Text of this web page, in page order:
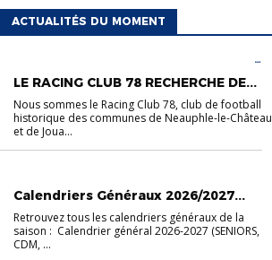
ACTUALITÉS DU MOMENT
LE RACING CLUB 78 RECHERCHE DE...
Nous sommes le Racing Club 78, club de football
historique des communes de Neauphle-le-Château
et de Joua...
Calendriers Généraux 2026/2027...
Retrouvez tous les calendriers généraux de la
saison : Calendrier général 2026-2027 (SENIORS,
CDM, ...